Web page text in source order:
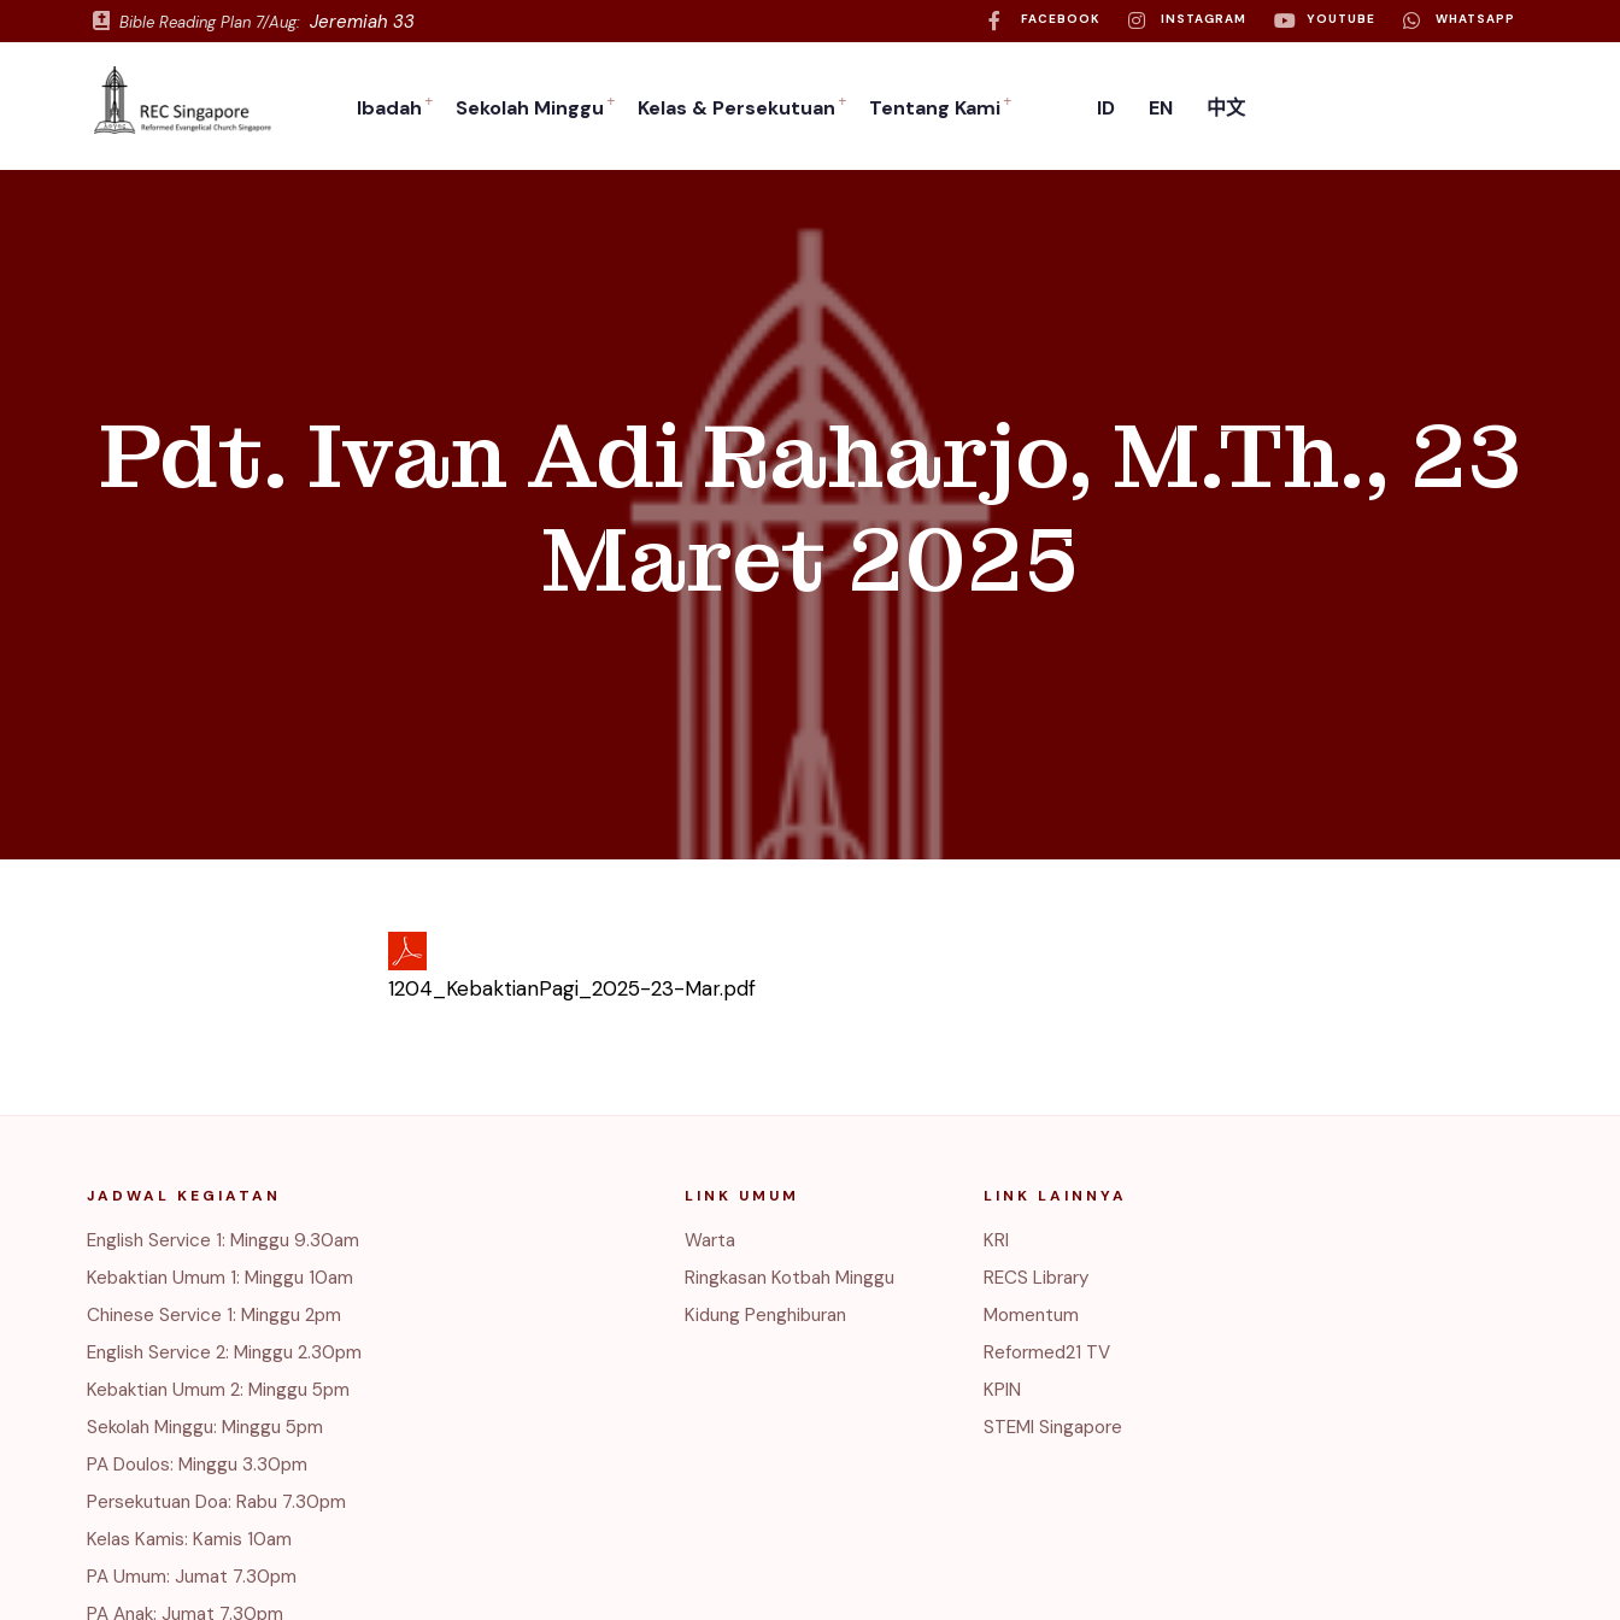
Bible Reading Plan 7/Aug: Jeremiah 33 FACEBOOK INSTAGRAM YOUTUBE WHATSAPP
Ibadah Sekolah Minggu Kelas & Persekutuan Tentang Kami ID EN 中文
Pdt. Ivan Adi Raharjo, M.Th., 23
Maret 2025
1204_KebaktianPagi_2025-23-Mar.pdf
JADWAL KEGIATAN
English Service 1: Minggu 9.30am
Kebaktian Umum 1: Minggu 10am
Chinese Service 1: Minggu 2pm
English Service 2: Minggu 2.30pm
Kebaktian Umum 2: Minggu 5pm
Sekolah Minggu: Minggu 5pm
PA Doulos: Minggu 3.30pm
Persekutuan Doa: Rabu 7.30pm
Kelas Kamis: Kamis 10am
PA Umum: Jumat 7.30pm
PA Anak: Jumat 7.30pm
LINK UMUM
Warta
Ringkasan Kotbah Minggu
Kidung Penghiburan
LINK LAINNYA
KRI
RECS Library
Momentum
Reformed21 TV
KPIN
STEMI Singapore